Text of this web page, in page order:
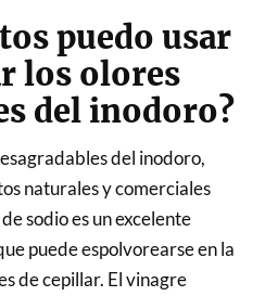
puedo usar
los olores
del inodoro?
del inodoro,
naturales y comerciales
sodio es un excelente
puede espolvorearse en la
de cepillar. El vinagre